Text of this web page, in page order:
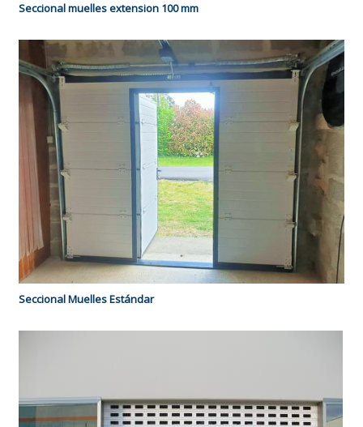
Seccional muelles extension 100 mm
Seccional Muelles Estándar